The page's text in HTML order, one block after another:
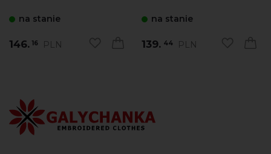
na stanie
146. 16 PLN
na stanie
139. 44 PLN